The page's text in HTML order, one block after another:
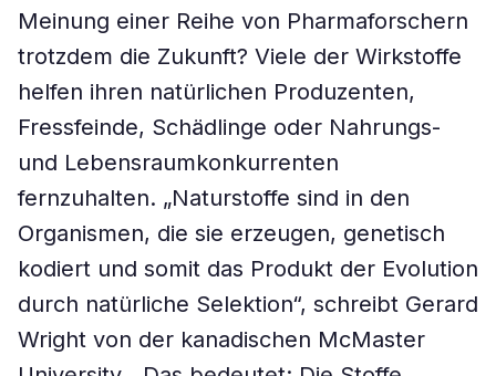
Meinung einer Reihe von Pharmaforschern
trotzdem die Zukunft? Viele der Wirkstoffe
helfen ihren natürlichen Produzenten,
Fressfeinde, Schädlinge oder Nahrungs-
und Lebensraumkonkurrenten
fernzuhalten. „Naturstoffe sind in den
Organismen, die sie erzeugen, genetisch
kodiert und somit das Produkt der Evolution
durch natürliche Selektion“, schreibt Gerard
Wright von der kanadischen McMaster